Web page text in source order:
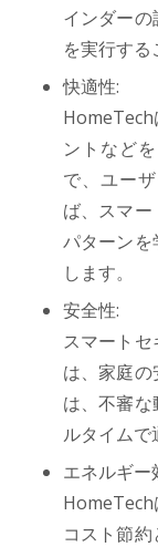
インダー
を実行する
快適性:
HomeTech
ントなど
で、ユー
ば、スマ
パターン
します。
安全性:
スマート
は、家庭
は、不審
ルタイムで
エネルギー
HomeTech
コスト節